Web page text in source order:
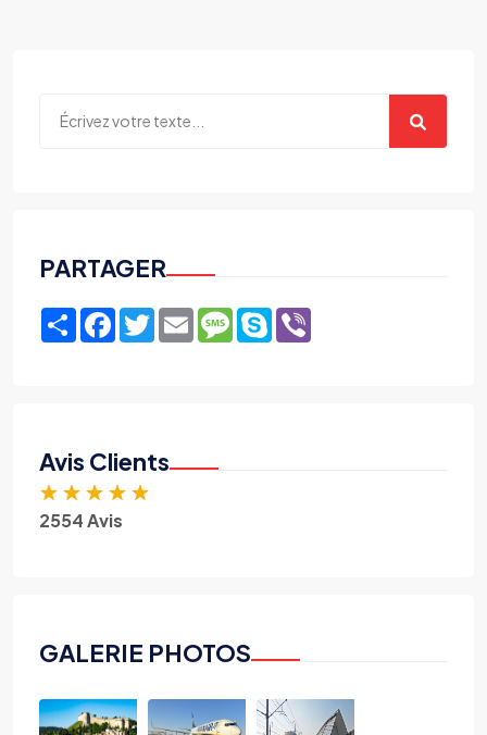
PARTAGER
ShareFacebook
TwitterEmailMessage
Skype
Avis Clients
★ ★ ★ ★ ★
2554 Avis
GALERIE PHOTOS